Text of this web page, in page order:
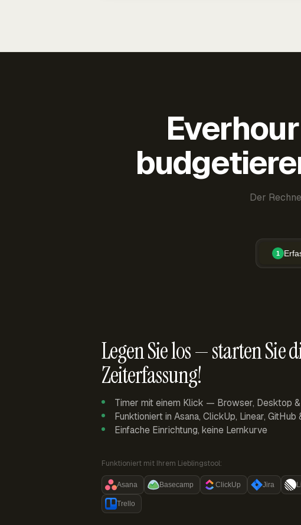
Der
1
Legen Sie los — starten Sie
Zeiterfassung!
Timer mit einem Klick — Browser, Desktop
Funktioniert in Asana, ClickUp, Linear, GitHub
Einfache Einrichtung, keine Lernkurve
Funktioniert mit Ihrem Lieblingstool:
Asana Basecamp ClickUp Jira
Trello